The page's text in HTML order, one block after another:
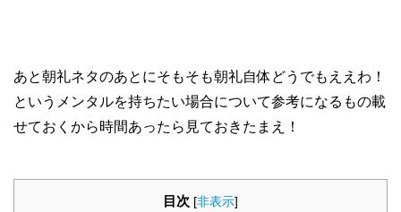
あと朝礼ネタのあとにそもそも朝礼自体どうでもええわ！
というメンタルを持ちたい場合について参考になるもの載
せておくから時間あったら見ておきたまえ！
目次 [非表示]